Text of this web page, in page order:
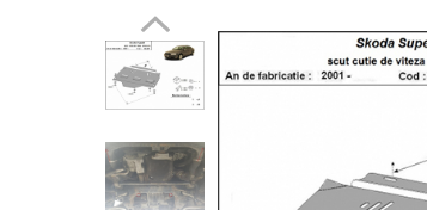
Cabluri de frana remorci
Cuple remorci
Saboti frana remorci
Carlige de remorcare
Carlige Alfa Romeo